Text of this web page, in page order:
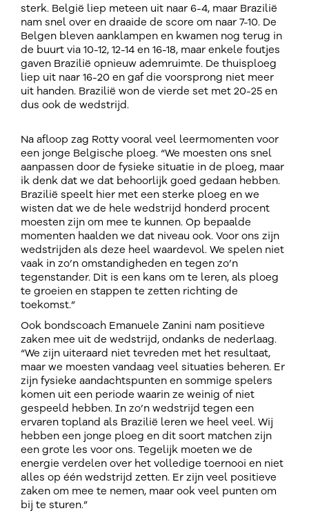
sterk. België liep meteen uit naar 6-4, maar Brazilië
nam snel over en draaide de score om naar 7-10. De
Belgen bleven aanklampen en kwamen nog terug in
de buurt via 10-12, 12-14 en 16-18, maar enkele foutjes
gaven Brazilië opnieuw ademruimte. De thuisploeg
liep uit naar 16-20 en gaf die voorsprong niet meer
uit handen. Brazilië won de vierde set met 20-25 en
dus ook de wedstrijd.
Na afloop zag Rotty vooral veel leermomenten voor
een jonge Belgische ploeg. “We moesten ons snel
aanpassen door de fysieke situatie in de ploeg, maar
ik denk dat we dat behoorlijk goed gedaan hebben.
Brazilië speelt hier met een sterke ploeg en we
wisten dat we de hele wedstrijd honderd procent
moesten zijn om mee te kunnen. Op bepaalde
momenten haalden we dat niveau ook. Voor ons zijn
wedstrijden als deze heel waardevol. We spelen niet
vaak in zo’n omstandigheden en tegen zo’n
tegenstander. Dit is een kans om te leren, als ploeg
te groeien en stappen te zetten richting de
toekomst.”
Ook bondscoach Emanuele Zanini nam positieve
zaken mee uit de wedstrijd, ondanks de nederlaag.
“We zijn uiteraard niet tevreden met het resultaat,
maar we moesten vandaag veel situaties beheren. Er
zijn fysieke aandachtspunten en sommige spelers
komen uit een periode waarin ze weinig of niet
gespeeld hebben. In zo’n wedstrijd tegen een
ervaren topland als Brazilië leren we heel veel. Wij
hebben een jonge ploeg en dit soort matchen zijn
een grote les voor ons. Tegelijk moeten we de
energie verdelen over het volledige toernooi en niet
alles op één wedstrijd zetten. Er zijn veel positieve
zaken om mee te nemen, maar ook veel punten om
bij te sturen.”